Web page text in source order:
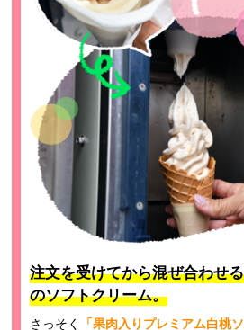
注文を受けてから混ぜ合わせ
のソフトクリーム。
さっそく 「果肉入りプレミアム白桃ソ